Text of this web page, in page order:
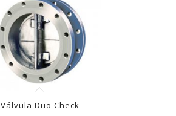
Válvula Duo Check